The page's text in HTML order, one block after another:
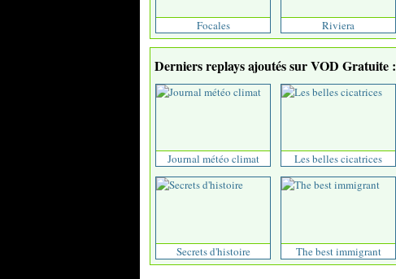
Focales Riviera
Derniers replays ajoutés sur VOD Gratuite :
Journal météo climat Les belles cicatrices
Secrets d'histoire The best immigrant